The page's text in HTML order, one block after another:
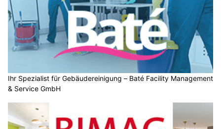
Ihr Spezialist für Gebäudereinigung – Baté Facility Management
& Service GmbH